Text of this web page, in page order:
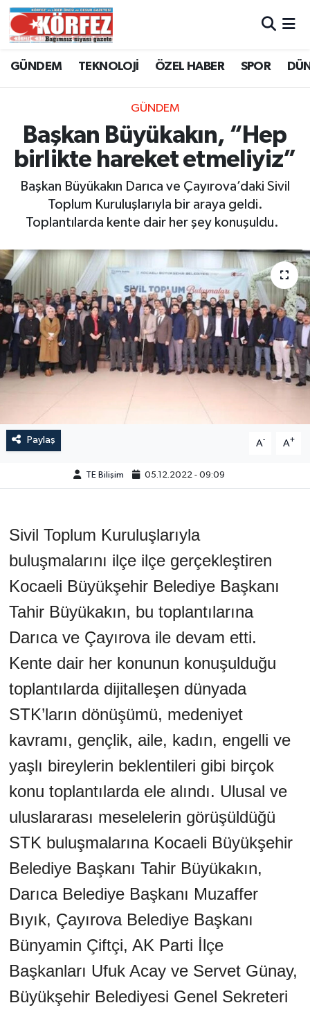
GÜNDEM TEKNOLOJİ ÖZEL HABER SPOR
GÜNDEM
Başkan Büyükakın, “Hep
birlikte hareket etmeliyiz”
Başkan Büyükakın Darıca ve Çayırova’daki Sivil
Toplum Kuruluşlarıyla bir araya geldi.
Toplantılarda kente dair her şey konuşuldu.
Paylaş A- A+
TE Bilişim 05.12.2022 - 09:09
Sivil Toplum Kuruluşlarıyla
buluşmalarını ilçe ilçe gerçekleştiren
Kocaeli Büyükşehir Belediye Başkanı
Tahir Büyükakın, bu toplantılarına
Darıca ve Çayırova ile devam etti.
Kente dair her konunun konuşulduğu
toplantılarda dijitalleşen dünyada
STK’ların dönüşümü, medeniyet
kavramı, gençlik, aile, kadın, engelli ve
yaşlı bireylerin beklentileri gibi birçok
konu toplantılarda ele alındı. Ulusal ve
uluslararası meselelerin görüşüldüğü
STK buluşmalarına Kocaeli Büyükşehir
Belediye Başkanı Tahir Büyükakın,
Darıca Belediye Başkanı Muzaffer
Bıyık, Çayırova Belediye Başkanı
Bünyamin Çiftçi, AK Parti İlçe
Başkanları Ufuk Acay ve Servet Günay,
Büyükşehir Belediyesi Genel Sekreteri
Trafik Durumu
Süper Lig Puan Durumu ve Fikstür
Tüm Manşetler
Son Dakika Haberleri
Haber Arşivi